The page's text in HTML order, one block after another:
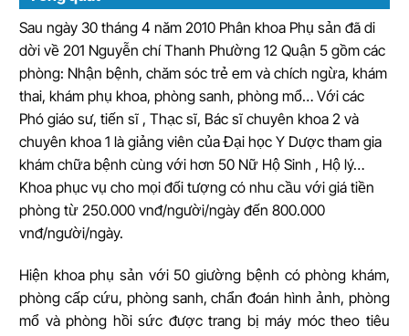
Sau ngày 30 tháng 4 năm 2010 Phân khoa Phụ sản đã di
dời về 201 Nguyễn chí Thanh Phường 12 Quận 5 gồm các
phòng: Nhận bệnh, chăm sóc trẻ em và chích ngừa, khám
thai, khám phụ khoa, phòng sanh, phòng mổ… Với các
Phó giáo sư, tiến sĩ , Thạc sĩ, Bác sĩ chuyên khoa 2 và
chuyên khoa 1 là giảng viên của Đại học Y Dược tham gia
khám chữa bệnh cùng với hơn 50 Nữ Hộ Sinh , Hộ lý…
Khoa phục vụ cho mọi đối tượng có nhu cầu với giá tiền
phòng từ 250.000 vnđ/người/ngày đến 800.000
vnđ/người/ngày.
Hiện khoa phụ sản với 50 giường bệnh có phòng khám,
phòng cấp cứu, phòng sanh, chẩn đoán hình ảnh, phòng
mổ và phòng hồi sức được trang bị máy móc theo tiêu